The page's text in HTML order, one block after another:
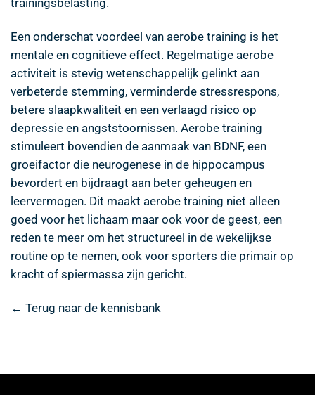
Een onderschat voordeel van aerobe training is het
mentale en cognitieve effect. Regelmatige aerobe
activiteit is stevig wetenschappelijk gelinkt aan
verbeterde stemming, verminderde stressrespons,
betere slaapkwaliteit en een verlaagd risico op
depressie en angststoornissen. Aerobe training
stimuleert bovendien de aanmaak van BDNF, een
groeifactor die neurogenese in de hippocampus
bevordert en bijdraagt aan beter geheugen en
leervermogen. Dit maakt aerobe training niet alleen
goed voor het lichaam maar ook voor de geest, een
reden te meer om het structureel in de wekelijkse
routine op te nemen, ook voor sporters die primair op
kracht of spiermassa zijn gericht.
← Terug naar de kennisbank